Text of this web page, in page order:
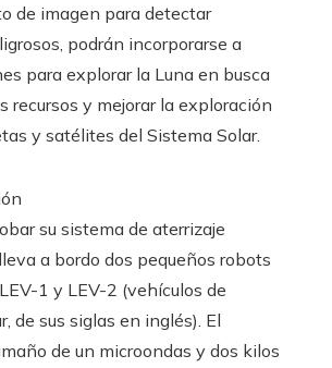
de imagen para detectar
podrán incorporarse a
para explorar la Luna en busca
recursos y mejorar la exploración
y satélites del Sistema Solar.
su sistema de aterrizaje
lleva a bordo dos pequeños robots
1 y LEV-2 (vehículos de
de sus siglas en inglés). El
de un microondas y dos kilos